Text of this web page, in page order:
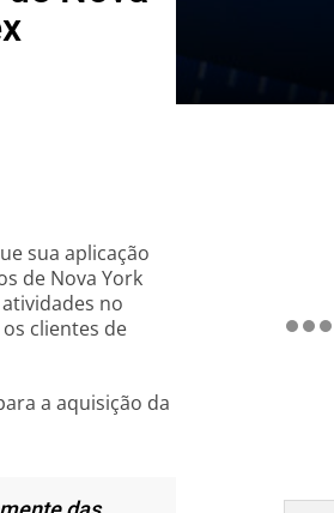
sua aplicação
de Nova York
no
clientes de
a aquisição da